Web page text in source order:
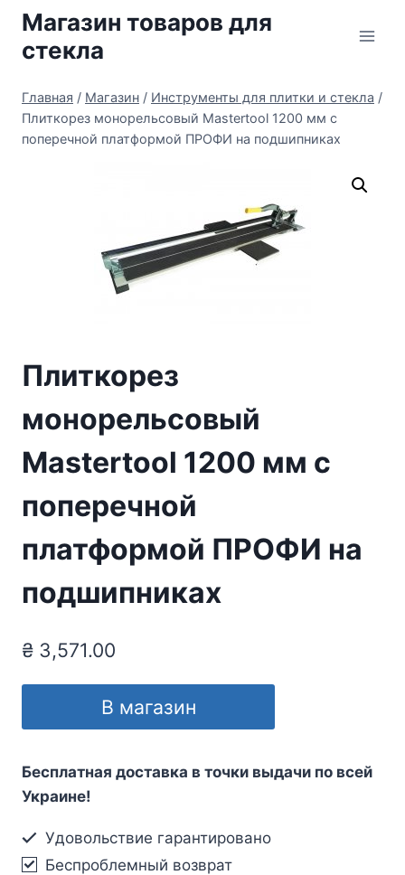
Перейти
содержимому
Магазин товаров для
стекла
Главная / Магазин / Инструменты для плитки и стекла /
Плиткорез монорельсовый Mastertool 1200 мм с
поперечной платформой ПРОФИ на подшипниках
Плиткорез
монорельсовый
Mastertool 1200 мм с
поперечной
платформой ПРОФИ на
подшипниках
₴ 3,571.00
В магазин
Бесплатная доставка в точки выдачи по всей
Украине!
Удовольствие гарантировано
Беспроблемный возврат